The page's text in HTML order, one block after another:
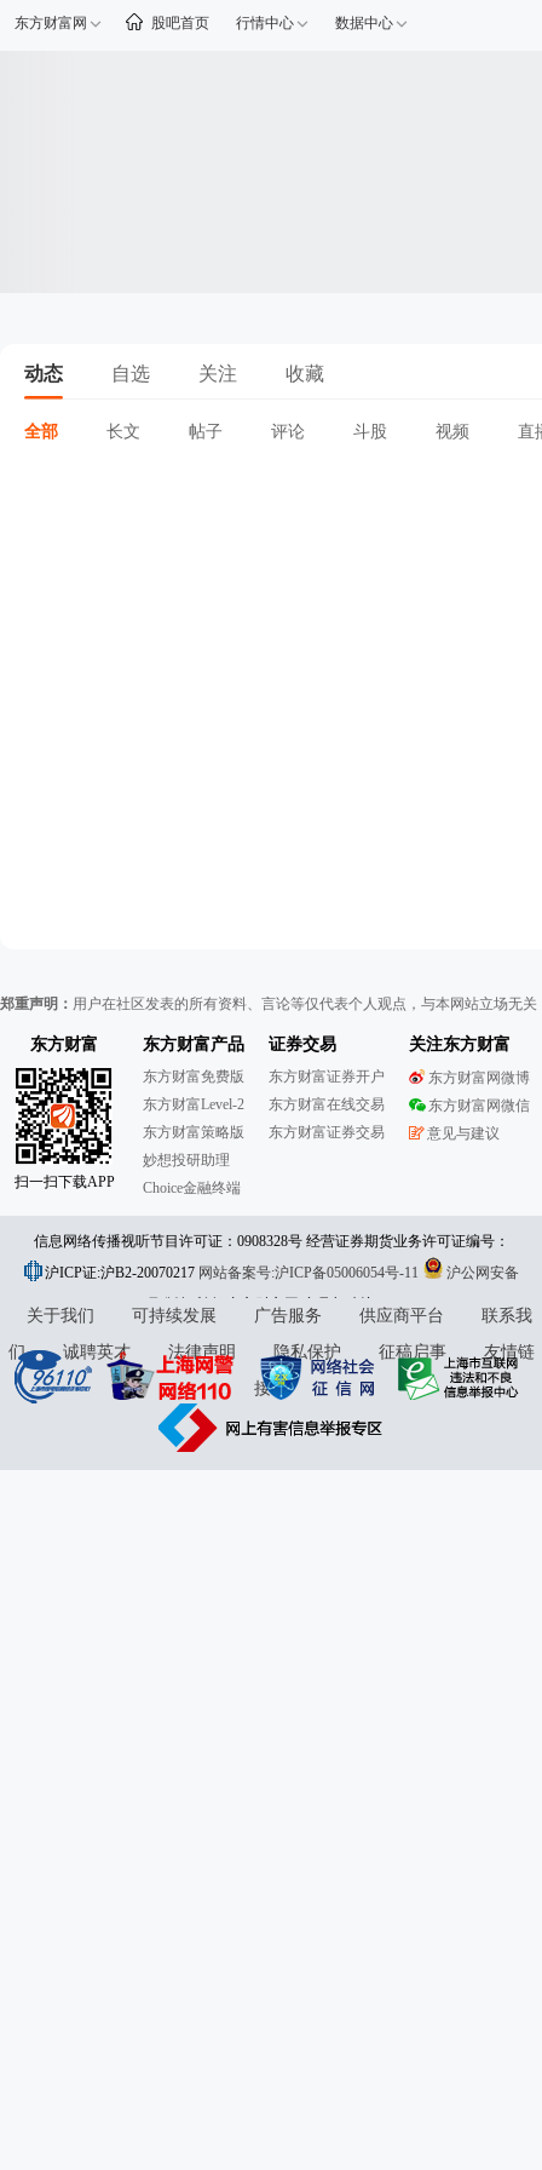
东方财富网 股吧首页 行情中心 数据中心
动态 自选 关注 收藏
全部 长文 帖子 评论 斗股 视频 直
郑重声明： 用户在社区发表的所有资料、言论等仅代表个人观点，与本网站立场无
东方财富
扫一扫下载APP
东方财富产品
东方财富免费版
东方财富Level-2
东方财富策略版
妙想投研助理
Choice金融终端
证券交易
东方财富证券开户
东方财富在线交易
东方财富证券交易
关注东方财富
东方财富网微博
东方财富网微信
意见与建议
信息网络传播视听节目许可证：0908328号 经营证券期货业务许可证编号：
913101046312860336 违法和不良信息举报:021-61278686 举报邮箱：
jubao@eastmoney.com
沪ICP证:沪B2-20070217 网站备案号:沪ICP备05006054号-11
沪公网安备
31010402000120号版权所有:东方财富网意见与建议:4000300059/952500
关于我们 可持续发展 广告服务 供应商平台
联系我
们
诚聘英才 法律声明 隐私保护 征稿启事
友情链
接